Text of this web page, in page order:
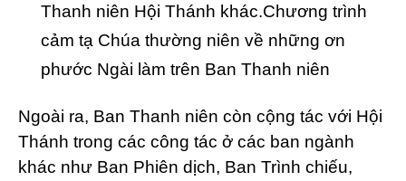
Thanh niên Hội Thánh khác.Chương trình
cảm tạ Chúa thường niên về những ơn
phước Ngài làm trên Ban Thanh niên
Ngoài ra, Ban Thanh niên còn cộng tác với Hội
Thánh trong các công tác ở các ban ngành
khác như Ban Phiên dịch, Ban Trình chiếu,